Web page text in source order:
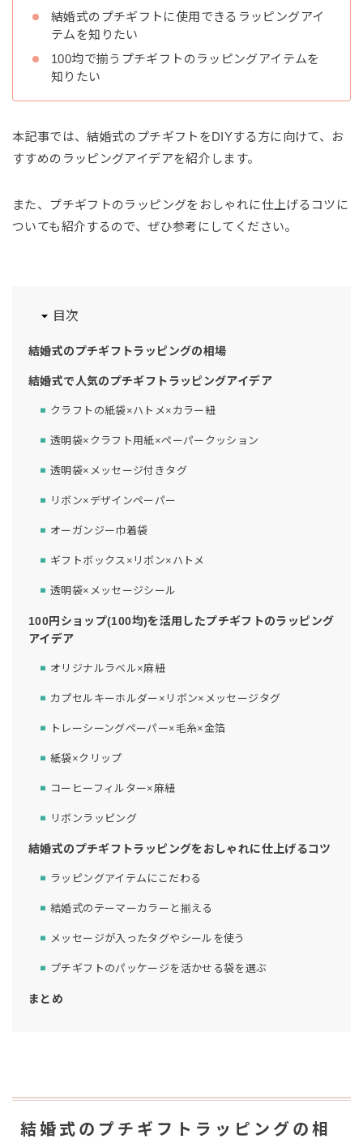
結婚式のプチギフトに使用できるラッピングアイ
テムを知りたい
100均で揃うプチギフトのラッピングアイテムを
知りたい
本記事では、結婚式のプチギフトをDIYする方に向けて、お
すすめのラッピングアイデアを紹介します。
また、プチギフトのラッピングをおしゃれに仕上げるコツに
ついても紹介するので、ぜひ参考にしてください。
目次
結婚式のプチギフトラッピングの相場
結婚式で人気のプチギフトラッピングアイデア
クラフトの紙袋×ハトメ×カラー紐
透明袋×クラフト用紙×ペーパークッション
透明袋×メッセージ付きタグ
リボン×デザインペーパー
オーガンジー巾着袋
ギフトボックス×リボン×ハトメ
透明袋×メッセージシール
100円ショップ(100均)を活用したプチギフトのラッピング
アイデア
オリジナルラベル×麻紐
カプセルキーホルダー×リボン×メッセージタグ
トレーシーングペーパー×毛糸×金箔
紙袋×クリップ
コーヒーフィルター×麻紐
リボンラッピング
結婚式のプチギフトラッピングをおしゃれに仕上げるコツ
ラッピングアイテムにこだわる
結婚式のテーマーカラーと揃える
メッセージが入ったタグやシールを使う
プチギフトのパッケージを活かせる袋を選ぶ
まとめ
結婚式のプチギフトラッピングの相